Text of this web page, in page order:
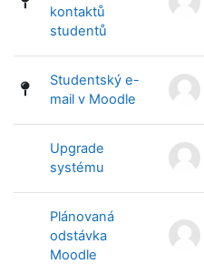
kontaktů
studentů
Studentský e-
mail v Moodle
Upgrade
systému
Plánovaná
odstávka
Moodle